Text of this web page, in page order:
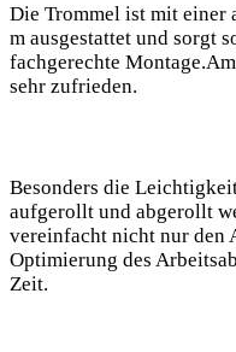
Die Trommel ist mit einer
m ausgestattet und sorgt
fachgerechte
sehr zufrieden.
Besonders die
aufgerollt und abgerollt
vereinfacht nicht nur den
Optimierung des
Zeit.